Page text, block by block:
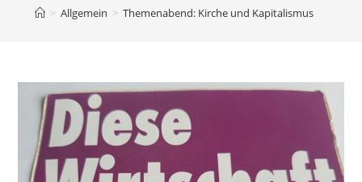
> Allgemein > Themenabend: Kirche und Kapitalismus